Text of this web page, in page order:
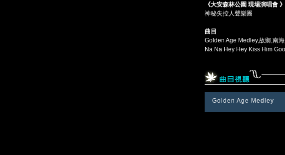
《大安森林公園 現場演唱會 》
神秘失控人聲樂團
曲目
Golden Age Medley,故鄉,南
Na Na Hey Hey Kiss Him
Golden Age Medley